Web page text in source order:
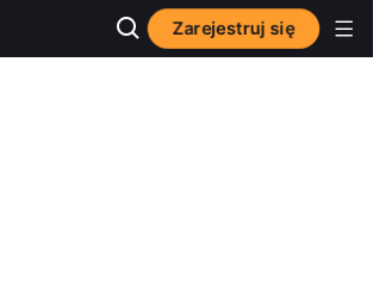
Zarejestruj się